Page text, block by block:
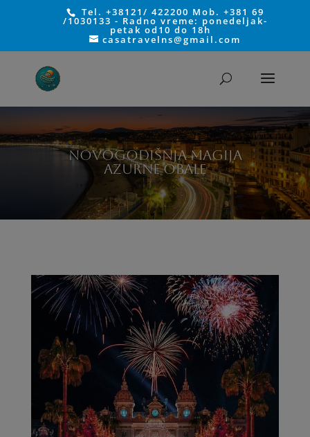
Tel. +38121/ 422200 Mob. +381 69
/1030133 - Radno vreme: ponedeljak-
petak od10 do 18h
casatravelns@gmail.com
NOVOGODIŠNJA MAGIJA
AZURNE OBALE